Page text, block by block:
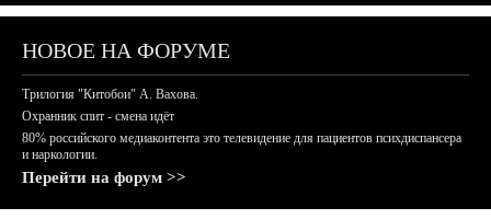
НОВОЕ НА ФОРУМЕ
Трилогия "Китобои" А. Вахова.
Охранник спит - смена идёт
80% российского медиаконтента это телевидение для пациентов психдиспансера
и наркологии.
Перейти на форум >>